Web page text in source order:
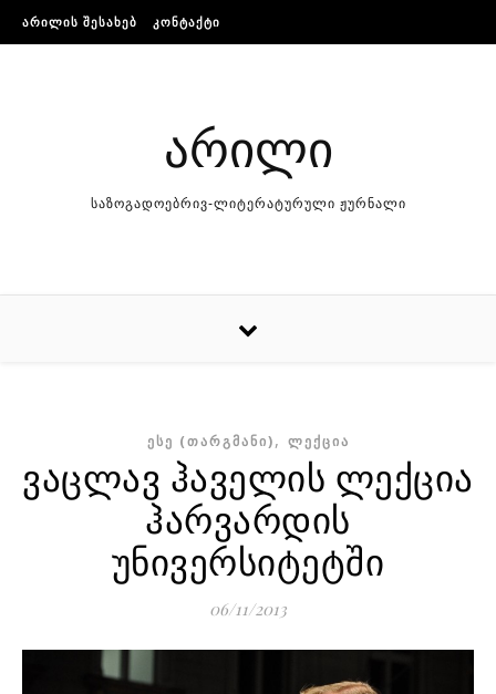
Skip to content
ᲐᲠᲘᲚᲘᲡ ᲨᲔᲡᲐᲮᲔᲑ ᲙᲝᲜᲢᲐᲥᲢᲘ
არილი
საზოგადოებრივ-ლიტერატურული ჟურნალი
ᲔᲡᲔ (ᲗᲐᲠᲒᲛᲐᲜᲘ), ᲚᲔᲥᲪᲘᲐ
ვაცლავ ჰაველის ლექცია
ჰარვარდის
უნივერსიტეტში
06/11/2013